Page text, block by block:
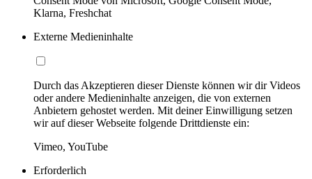
Klarna, Freshchat
Externe Medieninhalte
Durch das Akzeptieren dieser Dienste können wir dir Videos
oder andere Medieninhalte anzeigen, die von externen
Anbietern gehostet werden. Mit deiner Einwilligung setzen
wir auf dieser Webseite folgende Drittdienste ein:
Vimeo, YouTube
Erforderlich